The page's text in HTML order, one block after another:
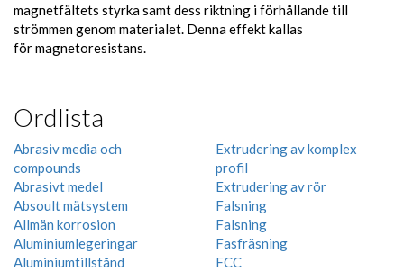
magnetfältets styrka samt dess riktning i förhållande till
strömmen genom materialet. Denna effekt kallas
för magnetoresistans.
Ordlista
Abrasiv media och
compounds
Abrasivt medel
Absoult mätsystem
Allmän korrosion
Aluminiumlegeringar
Aluminiumtillstånd
Extrudering av komplex
profil
Extrudering av rör
Falsning
Falsning
Fasfräsning
FCC